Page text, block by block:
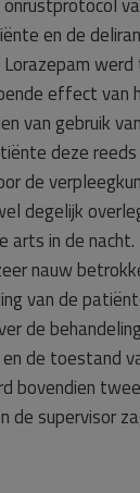
en de
effect van
van gebruik
deze
de
degelijk
arts in de
nauw
van de
de
de toestand
bovendien
de supervisor